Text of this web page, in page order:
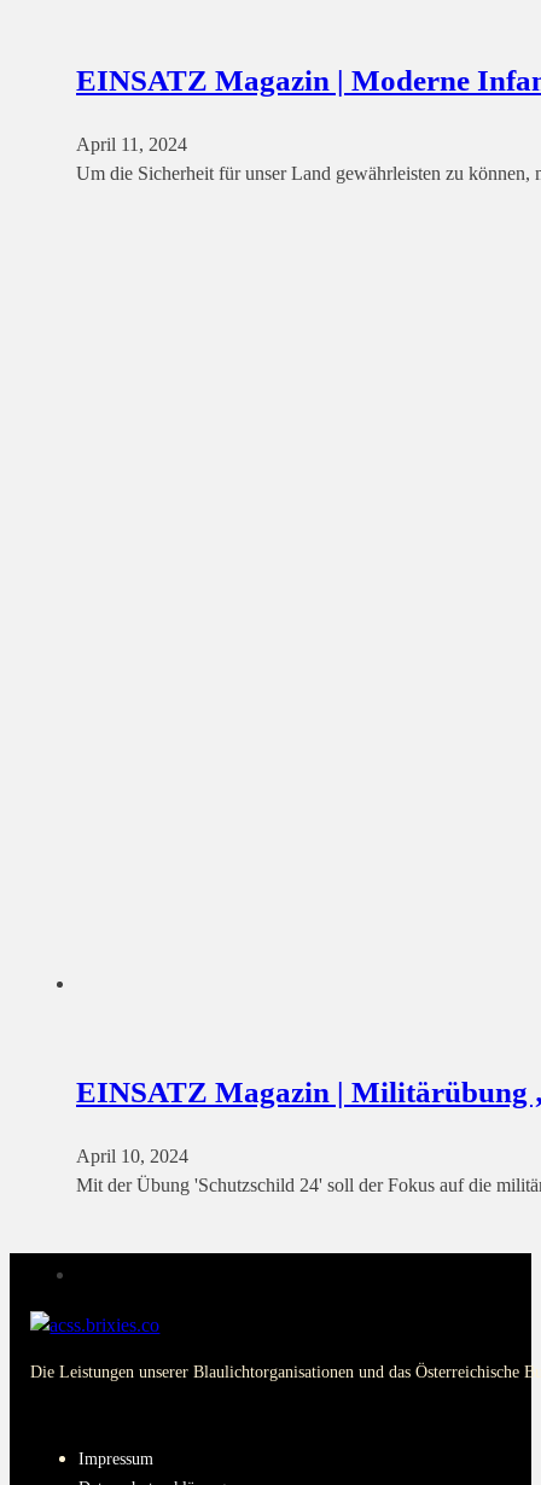
EINSATZ Magazin | Moderne
April 11, 2024
Um die Sicherheit für unser Land gewährleisten zu können,
EINSATZ Magazin | Militärübung
April 10, 2024
Mit der Übung 'Schutzschild 24' soll der Fokus auf die
Die Leistungen unserer Blaulichtorganisationen und das Österreichische
Impressum